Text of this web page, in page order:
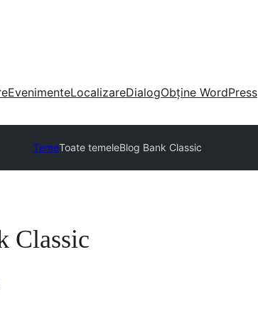
EvenimenteLocalizareDialogObține WordPress
TemeToate temeleBlog Bank Classic
Classic